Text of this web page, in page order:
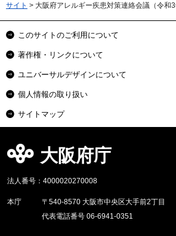
サイト > 大阪府アレルギー疾患対策連絡会議（令和3
このサイトのご利用について
著作権・リンクについて
ユニバーサルデザインについて
個人情報の取り扱い
サイトマップ
大阪府庁
法人番号：4000020270008
本庁
〒540-8570 大阪市中央区大手前2丁目
代表電話番号 06-6941-0351